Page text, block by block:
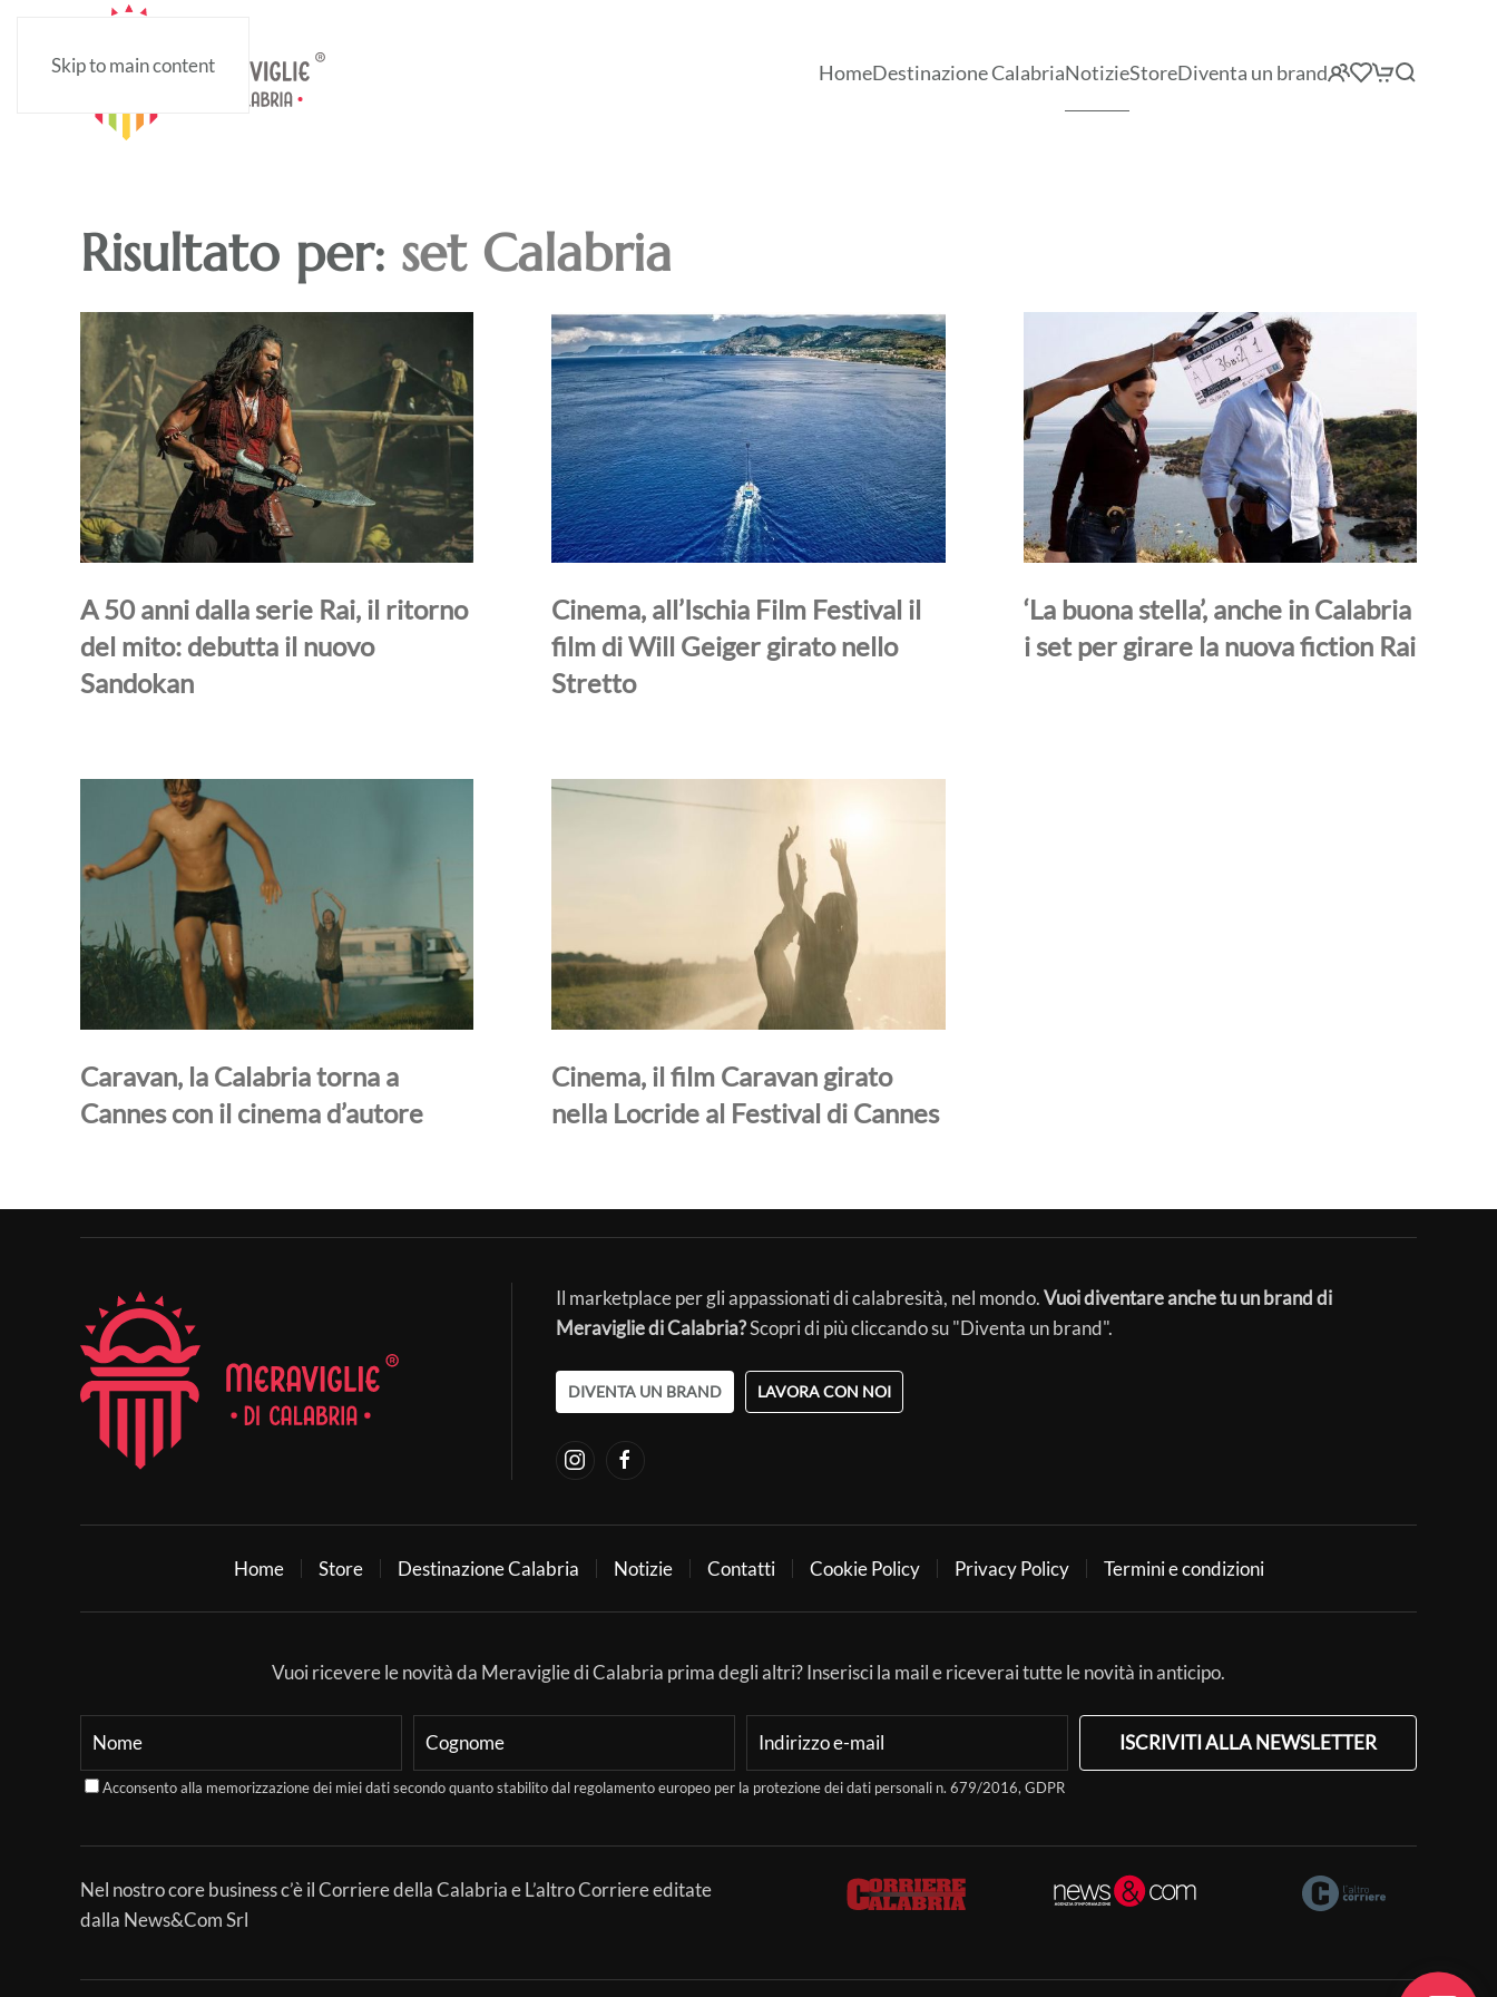
Skip to main content HomeDestinazione CalabriaNotizieStoreDiventa un brand
Risultato per: set Calabria
A 50 anni dalla serie Rai, il ritorno
del mito: debutta il nuovo
Sandokan
Cinema, all’Ischia Film Festival il
film di Will Geiger girato nello
Stretto
‘La buona stella’, anche in Calabria
i set per girare la nuova fiction Rai
Caravan, la Calabria torna a
Cannes con il cinema d’autore
Cinema, il film Caravan girato
nella Locride al Festival di Cannes
Il marketplace per gli appassionati di calabresità, nel mondo.Vuoi diventare anche tu un brand di
Meraviglie di Calabria?Scopri di più cliccando su "Diventa un brand".
DIVENTA UN BRAND LAVORA CON NOI
Home Store Destinazione Calabria Notizie Contatti Cookie Policy Privacy Policy Termini e condizioni
Vuoi ricevere le novità da Meraviglie di Calabria prima degli altri? Inserisci la mail e riceverai tutte le novità in anticipo.
ISCRIVITI ALLA NEWSLETTER
Acconsento alla memorizzazione dei miei dati secondo quanto stabilito dal regolamento europeo per la protezione dei dati personali n. 679/2016, GDPR
Nel nostro core business c’è il Corriere della Calabria e L’altro Corriere editate
dalla News&Com Srl